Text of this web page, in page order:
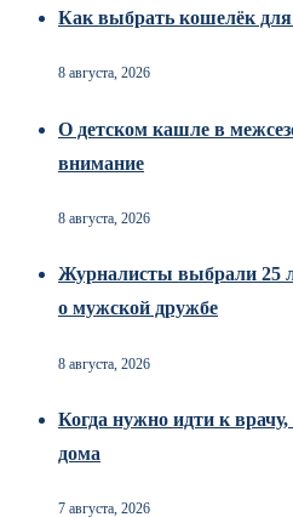
Как выбрать кошелёк
8 августа, 2026
О детском кашле в
внимание
8 августа, 2026
Журналисты выбрали 25
о мужской дружбе
8 августа, 2026
Когда нужно идти к
дома
7 августа, 2026